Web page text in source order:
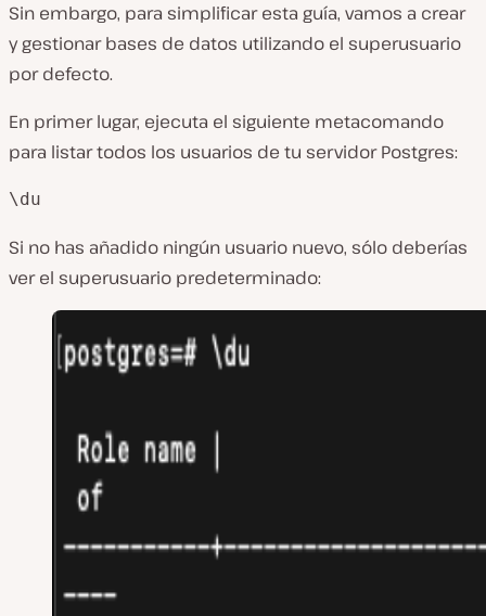
Sin embargo, para simplificar esta guía, vamos a crear
y gestionar bases de datos utilizando el superusuario
por defecto.
En primer lugar, ejecuta el siguiente metacomando
para listar todos los usuarios de tu servidor Postgres:
\du
Si no has añadido ningún usuario nuevo, sólo deberías
ver el superusuario predeterminado: